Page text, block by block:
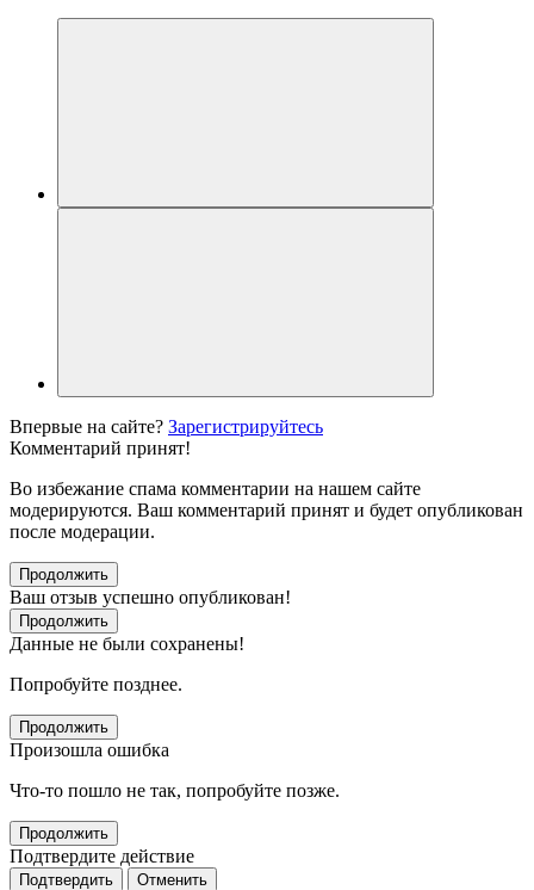
Впервые на сайте? Зарегистрируйтесь
Комментарий принят!
Во избежание спама комментарии на нашем сайте
модерируются. Ваш комментарий принят и будет опубликован
после модерации.
Продолжить
Ваш отзыв успешно опубликован!
Продолжить
Данные не были сохранены!
Попробуйте позднее.
Продолжить
Произошла ошибка
Что-то пошло не так, попробуйте позже.
Продолжить
Подтвердите действие
Подтвердить Отменить